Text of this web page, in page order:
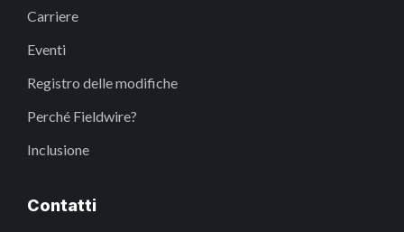
Carriere
Eventi
Registro delle modifiche
Perché Fieldwire?
Inclusione
Contatti